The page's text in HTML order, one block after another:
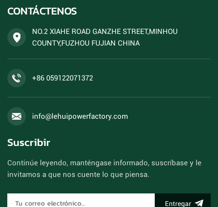
CONTÁCTENOS
NO.2 XIAHE ROAD GANZHE STREET,MINHOU
COUNTY,FUZHOU FUJIAN CHINA
+86 059122071372
info@lehuipowerfactory.com
Suscribir
Continúe leyendo, manténgase informado, suscríbase y le
invitamos a que nos cuente lo que piensa.
Entregar